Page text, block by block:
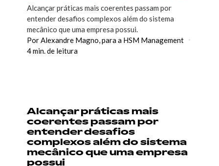
Alcançar práticas mais coerentes passam por
entender desafios complexos além do sistema
mecânico que uma empresa possui.
Por Alexandre Magno, para a HSM Management
4 min. de leitura
Alcançar práticas mais
coerentes passam por
entender desafios
complexos além do sistema
mecânico que uma empresa
possui